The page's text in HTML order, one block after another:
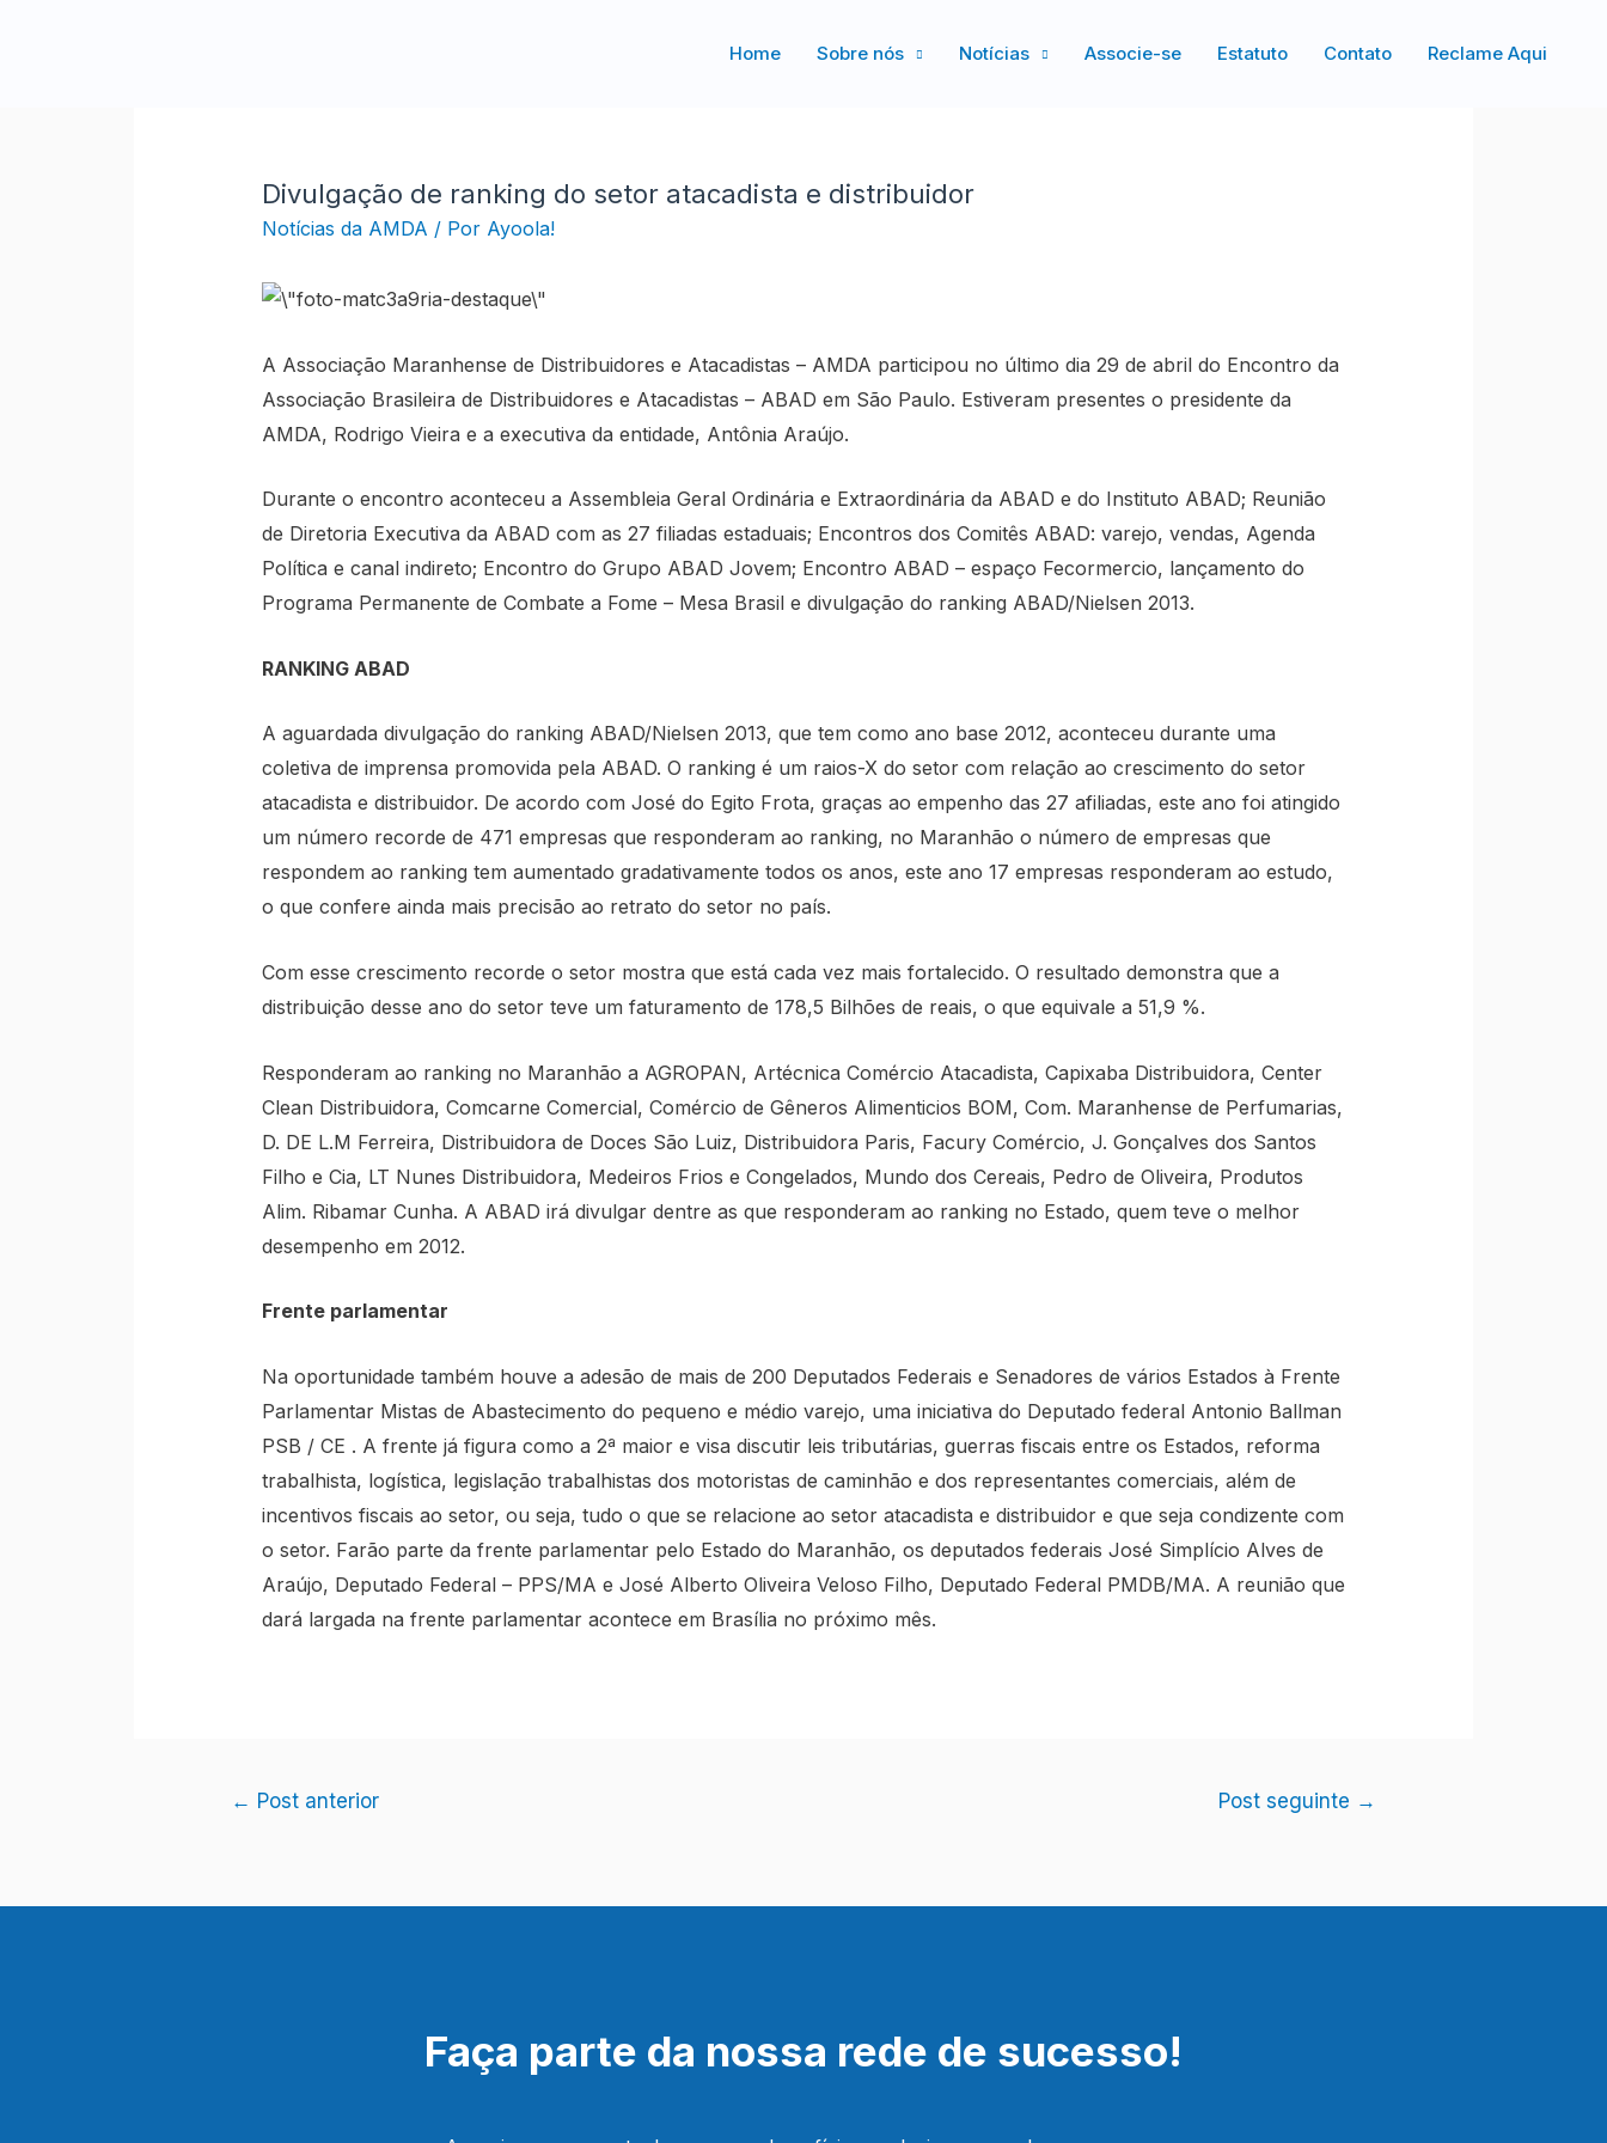
Home Sobre nós Notícias Associe-se Estatuto Contato Reclame Aqui
Divulgação de ranking do setor atacadista e distribuidor
Notícias da AMDA / Por Ayoola!
A Associação Maranhense de Distribuidores e Atacadistas – AMDA participou no último dia 29 de abril do Encontro da
Associação Brasileira de Distribuidores e Atacadistas – ABAD em São Paulo. Estiveram presentes o presidente da
AMDA, Rodrigo Vieira e a executiva da entidade, Antônia Araújo.
Durante o encontro aconteceu a Assembleia Geral Ordinária e Extraordinária da ABAD e do Instituto ABAD; Reunião
de Diretoria Executiva da ABAD com as 27 filiadas estaduais; Encontros dos Comitês ABAD: varejo, vendas, Agenda
Política e canal indireto; Encontro do Grupo ABAD Jovem; Encontro ABAD – espaço Fecormercio, lançamento do
Programa Permanente de Combate a Fome – Mesa Brasil e divulgação do ranking ABAD/Nielsen 2013.
RANKING ABAD
A aguardada divulgação do ranking ABAD/Nielsen 2013, que tem como ano base 2012, aconteceu durante uma
coletiva de imprensa promovida pela ABAD. O ranking é um raios-X do setor com relação ao crescimento do setor
atacadista e distribuidor. De acordo com José do Egito Frota, graças ao empenho das 27 afiliadas, este ano foi atingido
um número recorde de 471 empresas que responderam ao ranking, no Maranhão o número de empresas que
respondem ao ranking tem aumentado gradativamente todos os anos, este ano 17 empresas responderam ao estudo,
o que confere ainda mais precisão ao retrato do setor no país.
Com esse crescimento recorde o setor mostra que está cada vez mais fortalecido. O resultado demonstra que a
distribuição desse ano do setor teve um faturamento de 178,5 Bilhões de reais, o que equivale a 51,9 %.
Responderam ao ranking no Maranhão a AGROPAN, Artécnica Comércio Atacadista, Capixaba Distribuidora, Center
Clean Distribuidora, Comcarne Comercial, Comércio de Gêneros Alimenticios BOM, Com. Maranhense de Perfumarias,
D. DE L.M Ferreira, Distribuidora de Doces São Luiz, Distribuidora Paris, Facury Comércio, J. Gonçalves dos Santos
Filho e Cia, LT Nunes Distribuidora, Medeiros Frios e Congelados, Mundo dos Cereais, Pedro de Oliveira, Produtos
Alim. Ribamar Cunha. A ABAD irá divulgar dentre as que responderam ao ranking no Estado, quem teve o melhor
desempenho em 2012.
Frente parlamentar
Na oportunidade também houve a adesão de mais de 200 Deputados Federais e Senadores de vários Estados à Frente
Parlamentar Mistas de Abastecimento do pequeno e médio varejo, uma iniciativa do Deputado federal Antonio Ballman
PSB / CE . A frente já figura como a 2ª maior e visa discutir leis tributárias, guerras fiscais entre os Estados, reforma
trabalhista, logística, legislação trabalhistas dos motoristas de caminhão e dos representantes comerciais, além de
incentivos fiscais ao setor, ou seja, tudo o que se relacione ao setor atacadista e distribuidor e que seja condizente com
o setor. Farão parte da frente parlamentar pelo Estado do Maranhão, os deputados federais José Simplício Alves de
Araújo, Deputado Federal – PPS/MA e José Alberto Oliveira Veloso Filho, Deputado Federal PMDB/MA. A reunião que
dará largada na frente parlamentar acontece em Brasília no próximo mês.
Navegação
← Post anterior Post seguinte →
Faça parte da nossa rede de sucesso!